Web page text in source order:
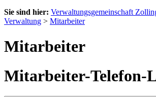
Sie sind hier: Verwaltungsgemeinschaft
Verwaltung > Mitarbeiter
Mitarbeiter
Mitarbeiter-Telefon-